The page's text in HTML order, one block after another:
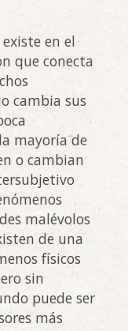
en el
que conecta
cambia sus
mayoría de
o cambian
malévolos
de una
físicos
sin
puede ser
más